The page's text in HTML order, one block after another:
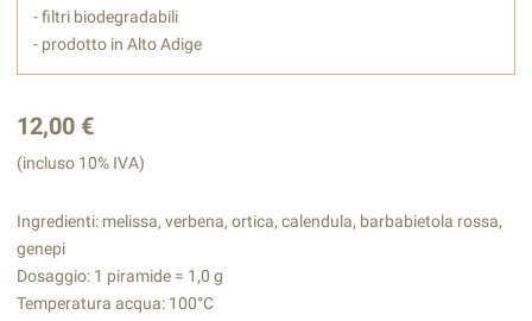
- filtri biodegradabili
- prodotto in Alto Adige
12,00 €
(incluso 10% IVA)
Ingredienti: melissa, verbena, ortica, calendula, barbabietola rossa,
genepi
Dosaggio: 1 piramide = 1,0 g
Temperatura acqua: 100°C